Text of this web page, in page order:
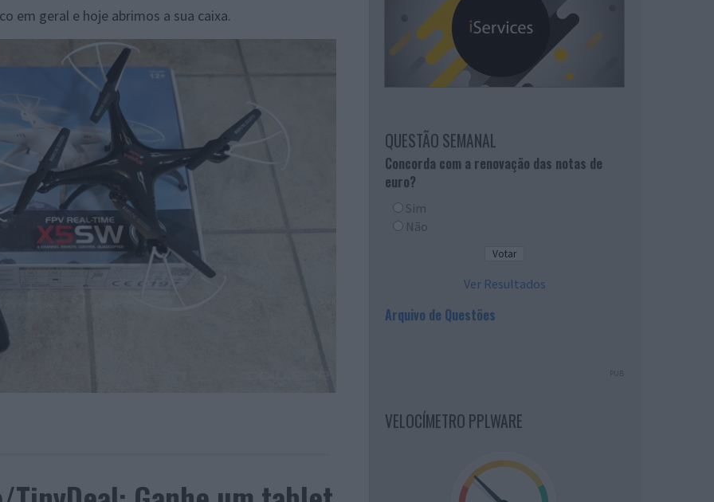
em geral e hoje abrimos a sua caixa.
QUESTÃO SEMANAL
Concorda com a renovação das notas de
euro?
Sim
Não
Ver Resultados
Arquivo de Questões
PUB
VELOCÍMETRO PPLWARE